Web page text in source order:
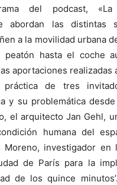
del podcast,
abordan las distintas
a la movilidad urbana
hasta el coche
aportaciones realizadas
práctica de tres
y su problemática
el arquitecto Jan Gehl,
humana del
Moreno, investigador en
de París para la
de los quince